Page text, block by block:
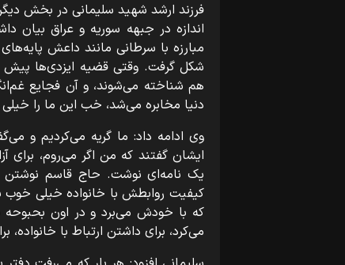
فرزند ارشد شهید سلیمانی در بخش
اندازه در جبهه سوریه و عراق بیان
مبارزه با سرطانی مانند داعش
شکل گرفت. وقتی قضیه ایزدی‌ها پیش
هم شناخته می‌شوند، و آن فجایع
دنیا مخابره می‌شد، خب این ما را
وی ادامه داد: ما گریه می‌کردیم و
ایشان گفتند که من اگر می‌روم، برای
یک نامه‌ای نوشت. حاج قاسم نوشتن
کیفیت روابطش با خانواده خیلی خوب
که با خودش می‌برد و در اون بحبوحه
می‌کرد، برای داشتن ارتباط با